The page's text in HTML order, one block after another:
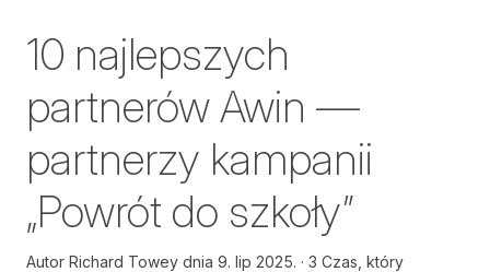
10 najlepszych
partnerów Awin —
partnerzy kampanii
„Powrót do szkoły”
Autor Richard Towey dnia 9. lip 2025.
3 Czas, który